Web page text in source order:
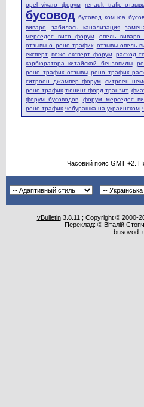
opel vivaro форум renault trafic
бусовод бусовод ком юа
виваро
забилась канализация
мерседес вито форум
опель виваро
отзывы о рено трафик отзывы опель
експерт пежо експерт форум расход
карбюратора китайской бензопилы
рено трафик отзывы рено трафик
ситроен джампер форум
ситроен
рено трафик тюнинг форд транзит
форум бусоводов
форум мерседес
рено трафик чебурашка на украинском
Часовий пояс GMT +2.
vBulletin3.8.11 ; Copyright © 2000-
Переклад: © Віталій